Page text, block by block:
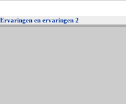
Ervaringen en ervaringen 2